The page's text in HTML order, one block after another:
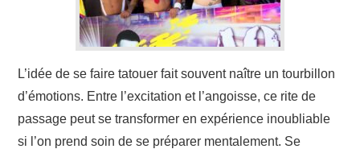
L’idée de se faire tatouer fait souvent naître un tourbillon
d’émotions. Entre l’excitation et l’angoisse, ce rite de
passage peut se transformer en expérience inoubliable
si l’on prend soin de se préparer mentalement. Se